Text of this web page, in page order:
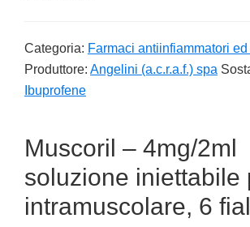
Categoria: Farmaci antiinfiammatori
Produttore: Angelini (a.c.r.a.f.) spa
Ibuprofene
Muscoril – 4mg/2ml
soluzione iniettabile
intramuscolare, 6